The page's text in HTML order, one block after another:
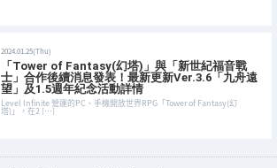
2024.01.25(Thu)
「Tower of Fantasy(幻塔)」與「新世紀福音戰
士」合作後續消息發表！最新更新Ver.3.6「九舟遠
望」及1.5週年紀念活動詳情
Level Infinite 營運的PC、手機開放世界RPG「Tower of Fantasy(幻
塔)」，在2 […]